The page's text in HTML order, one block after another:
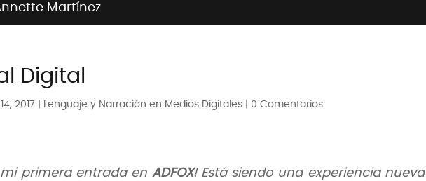
Martínez
Digital
2017 Lenguaje y Narración en Medios Digitales 0 Comentarios
mi primera entrada en ADFOX! Está siendo una experiencia nueva